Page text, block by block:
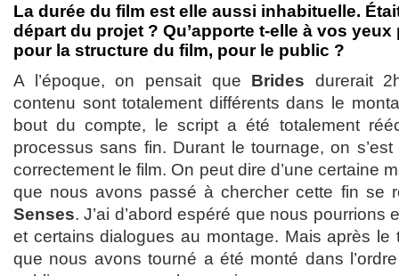
La durée du film est elle aussi inhabituelle.
départ du projet ? Qu’apporte t-elle à vos
pour la structure du film, pour le public ?
A l’époque, on pensait que Brides durerait
contenu sont totalement différents dans le
bout du compte, le script a été totalement
processus sans fin. Durant le tournage, on
correctement le film. On peut dire d’une certaine
que nous avons passé à chercher cette fin se
Senses. J’ai d’abord espéré que nous pourrions
et certains dialogues au montage. Mais après le
que nous avons tourné a été monté dans